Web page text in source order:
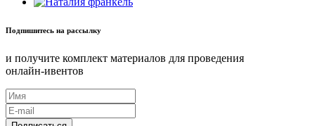
Подпишитесь на рассылку
и получите комплект материалов для проведения
онлайн-ивентов